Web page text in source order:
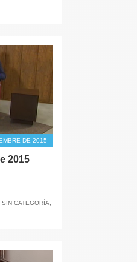
DE 2015
2015
SIN CATEGORÍA